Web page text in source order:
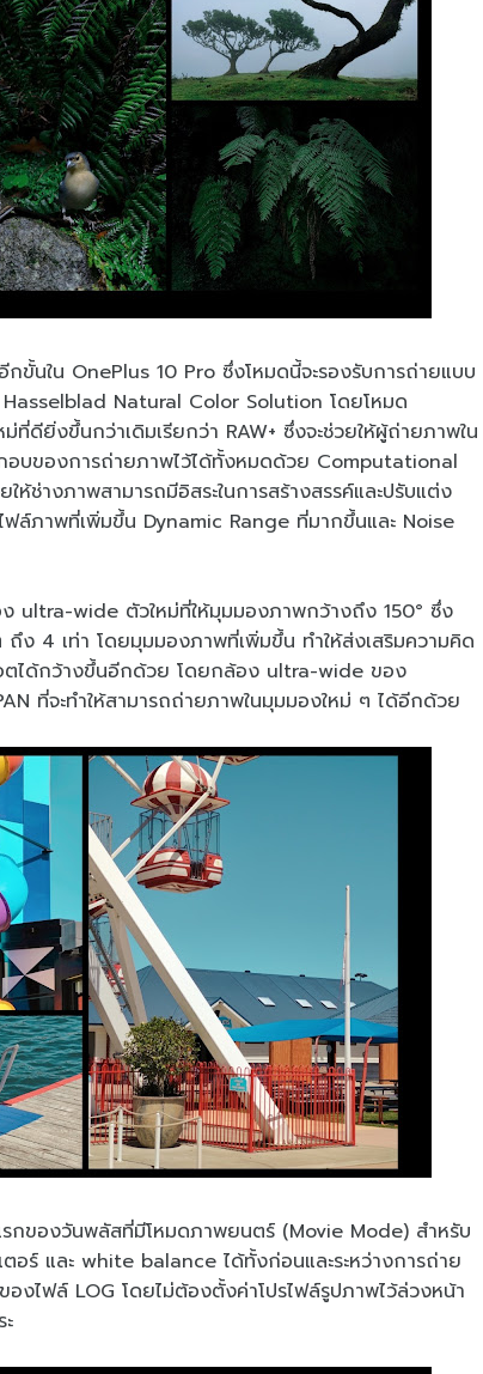
ขั้นใน OnePlus 10 Pro ซึ่งโหมดนี้จะรองรับการถ่ายแบบ
Natural Color Solution โดยโหมด
ดียิ่งขึ้นกว่าเดิมเรียกว่า RAW+ ซึ่งจะช่วยให้ผู้ถ่ายภาพใน
อบของการถ่ายภาพไว้ได้ทั้งหมดด้วย Computational
ห้ช่างภาพสามารถมีอิสระในการสร้างสรรค์และปรับแต่ง
ล์ภาพที่เพิ่มขึ้น Dynamic Range ที่มากขึ้นและ Noise
ultra-wide ตัวใหม่ที่ให้มุมมองภาพกว้างถึง 150° ซึ่ง
4 เท่า โดยมุมมองภาพที่เพิ่มขึ้น ทำให้ส่งเสริมความคิด
อตได้กว้างขึ้นอีกด้วย โดยกล้อง ultra-wide ของ
ที่จะทำให้สามารถถ่ายภาพในมุมมองใหม่ ๆ ได้อีกด้วย
รกของวันพลัสที่มีโหมดภาพยนตร์ (Movie Mode) สำหรับ
อร์ และ white balance ได้ทั้งก่อนและระหว่างการถ่าย
งไฟล์ LOG โดยไม่ต้องตั้งค่าโปรไฟล์รูปภาพไว้ล่วงหน้า